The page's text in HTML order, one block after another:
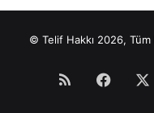
© Telif Hakkı 2026, Tüm
RSS